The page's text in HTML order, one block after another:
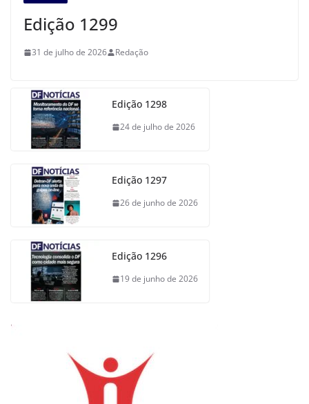
Edição 1299
31 de julho de 2026 Redação
Edição 1298
24 de julho de 2026
Edição 1297
26 de junho de 2026
Edição 1296
19 de junho de 2026